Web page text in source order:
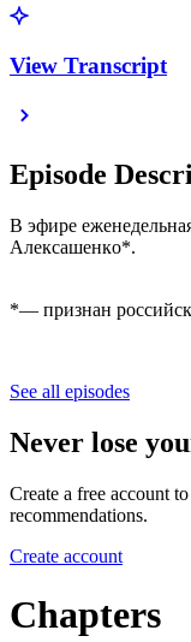
View Transcript
Episode
В эфире
Алексашенкo*.
*— признан
See all episodes
Never lose
Create a free account
recommendations.
Create account
Chapters